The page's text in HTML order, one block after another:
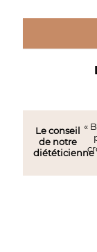
Le conseil
de notre
diététicienne
«